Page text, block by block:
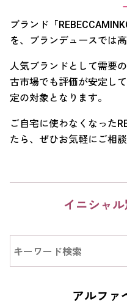
ブランド「
を、ブランデュースでは
人気ブランドとして需要
古市場でも評価が安定し
定の対象となります。
ご自宅に使わなくなった
たら、ぜひお気軽にご相談
イニシャ
アルファ